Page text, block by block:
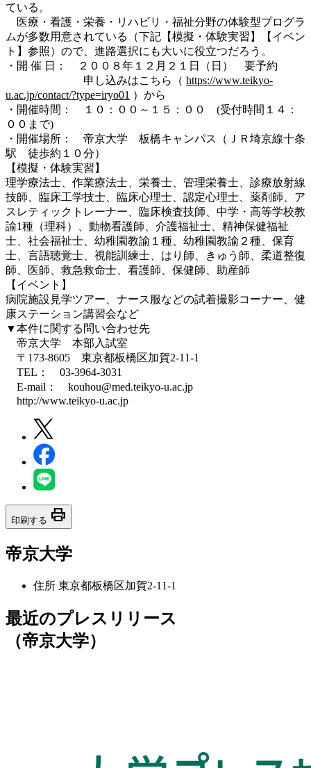
ている。
医療・看護・栄養・リハビリ・福祉分野の体験型プログラ
ムが多数用意されている（下記【模擬・体験実習】【イベン
ト】参照）ので、進路選択にも大いに役立つだろう。
・開 催 日： ２００８年１２月２１日（日） 要予約
申し込みはこちら（ https://www.teikyo-
u.ac.jp/contact/?type=iryo01 ）から
・開催時間： １０：００～１５：００ (受付時間１４：
００まで)
・開催場所： 帝京大学 板橋キャンパス（ＪＲ埼京線十条
駅 徒歩約１０分）
【模擬・体験実習】
理学療法士、作業療法士、栄養士、管理栄養士、診療放射線
技師、臨床工学技士、臨床心理士、認定心理士、薬剤師、ア
スレティックトレーナー、臨床検査技師、中学・高等学校教
諭1種（理科）、動物看護師、介護福祉士、精神保健福祉
士、社会福祉士、幼稚園教諭１種、幼稚園教諭２種、保育
士、言語聴覚士、視能訓練士、はり師、きゅう師、柔道整復
師、医師、救急救命士、看護師、保健師、助産師
【イベント】
病院施設見学ツアー、ナース服などの試着撮影コーナー、健
康ステーション講習会など
▼本件に関する問い合わせ先
帝京大学 本部入試室
〒173-8605 東京都板橋区加賀2-11-1
TEL： 03-3964-3031
E-mail： kouhou@med.teikyo-u.ac.jp
http://www.teikyo-u.ac.jp
印刷する print
帝京大学
住所 東京都板橋区加賀2-11-1
最近のプレスリリース
（帝京大学）